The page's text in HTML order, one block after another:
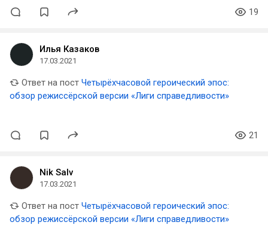
19
Илья Казаков
17.03.2021
Ответ на пост Четырёхчасовой героический эпос:
обзор режиссёрской версии «Лиги справедливости»
21
Nik Salv
17.03.2021
Ответ на пост Четырёхчасовой героический эпос:
обзор режиссёрской версии «Лиги справедливости»